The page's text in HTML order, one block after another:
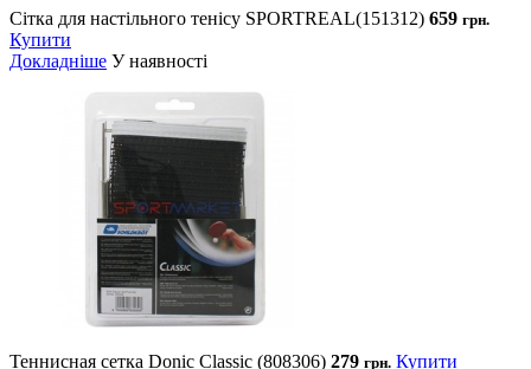
Сітка для настільного тенісу SPORTREAL(151312) 659 грн.
Купити
Докладніше У наявності
Теннисная сетка Donic Classic (808306) 279 грн. Купити